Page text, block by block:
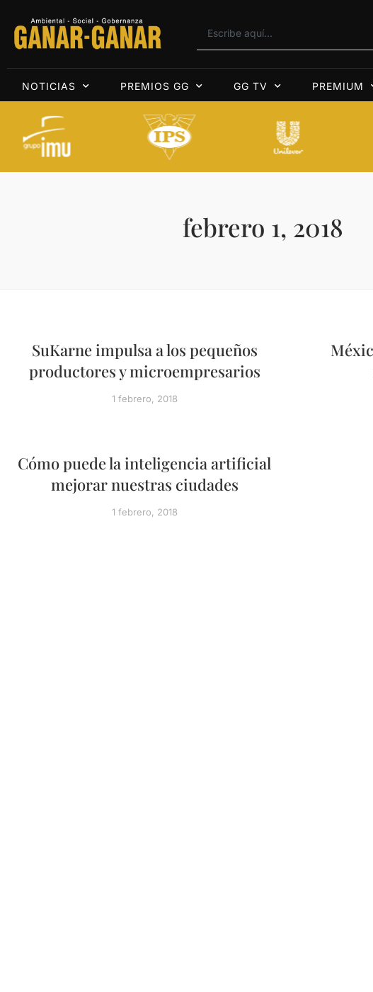
NOTICIAS PREMIOS GG GG TV PREMIUM
febrero 1, 2018
SuKarne impulsa a los pequeños
productores y microempresarios
1 febrero, 2018
Cómo puede la inteligencia artificial
mejorar nuestras ciudades
1 febrero, 2018